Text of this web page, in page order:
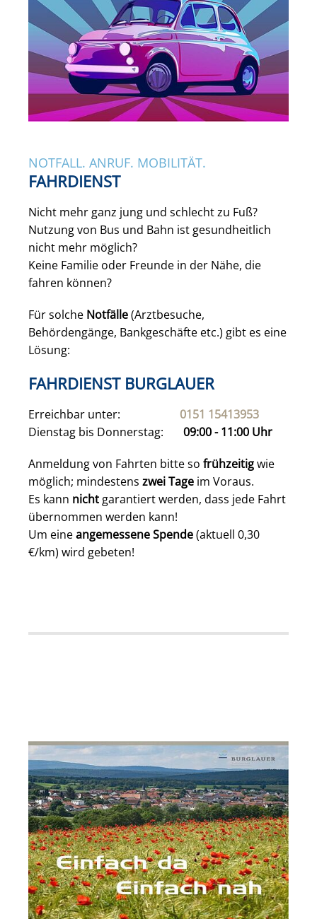
NOTFALL. ANRUF. MOBILITÄT.
FAHRDIENST
Nicht mehr ganz jung und schlecht zu Fuß?
Nutzung von Bus und Bahn ist gesundheitlich
nicht mehr möglich?
Keine Familie oder Freunde in der Nähe, die
fahren können?
Für solche Notfälle(Arztbesuche,
Behördengänge, Bankgeschäfte etc.) gibt es eine
Lösung:
FAHRDIENST BURGLAUER
Erreichbar unter: 0151 15413953
Dienstag bis Donnerstag: 09:00 - 11:00 Uhr
Anmeldung von Fahrten bitte so frühzeitigwie
möglich; mindestens zwei Tage im Voraus.
Es kann nicht garantiert werden, dass jede Fahrt
übernommen werden kann!
Um eineangemessene Spende(aktuell 0,30
€/km) wird gebeten!